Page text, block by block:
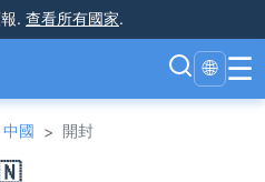
. 查看所有國家.
🌐 ☰
中國 > 開封